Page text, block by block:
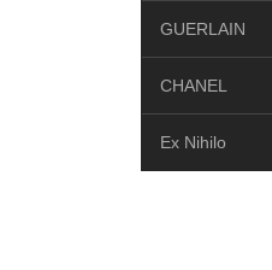
GUERLAIN
CHANEL
Ex Nihilo